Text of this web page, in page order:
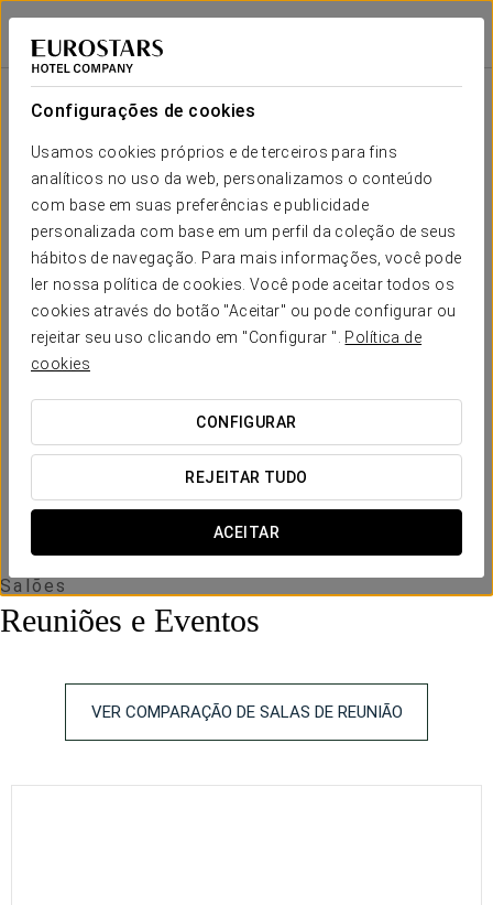
Configurações de cookies
Usamos cookies próprios e de terceiros para fins
analíticos no uso da web, personalizamos o conteúdo
com base em suas preferências e publicidade
personalizada com base em um perfil da coleção de seus
hábitos de navegação. Para mais informações, você pode
ler nossa política de cookies. Você pode aceitar todos os
cookies através do botão "Aceitar" ou pode configurar ou
rejeitar seu uso clicando em "Configurar ". Política de
cookies
CONFIGURAR
REJEITAR TUDO
ACEITAR
Eurostars Florence Boutique
FLORENÇA
Seu evento em
SOLICITAR ORÇAMENTO
Salões
Reuniões e Eventos
VER COMPARAÇÃO DE SALAS DE REUNIÃO
Sala
U
Sala de
reuniões
2
x m
altura
- - - - 12